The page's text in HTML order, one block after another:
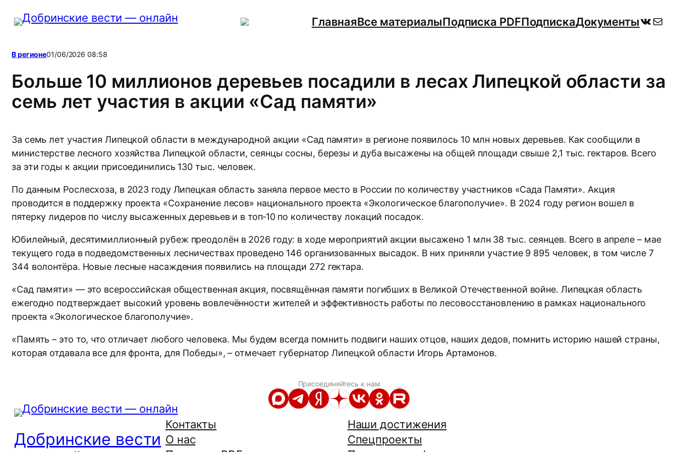
Перейти
ГлавнаяВсе материалыПодписка PDFПодпискаДокументы
В регионе01/06/2026 08:58
Больше 10 миллионов деревьев посадили в лесах Липецкой области за
семь лет участия в акции «Сад памяти»
За семь лет участия Липецкой области в международной акции «Сад памяти» в регионе появилось 10 млн новых деревьев. Как сообщили в
министерстве лесного хозяйства Липецкой области, сеянцы сосны, березы и дуба высажены на общей площади свыше 2,1 тыс. гектаров. Всего
за эти годы к акции присоединились 130 тыс. человек.
По данным Рослесхоза, в 2023 году Липецкая область заняла первое место в России по количеству участников «Сада Памяти». Акция
проводится в поддержку проекта «Сохранение лесов» национального проекта «Экологическое благополучие». В 2024 году регион вошел в
пятерку лидеров по числу высаженных деревьев и в топ‑10 по количеству локаций посадок.
Юбилейный, десятимиллионный рубеж преодолён в 2026 году: в ходе мероприятий акции высажено 1 млн 38 тыс. сеянцев. Всего в апреле – мае
текущего года в подведомственных лесничествах проведено 146 организованных высадок. В них приняли участие 9 895 человек, в том числе 7
344 волонтёра. Новые лесные насаждения появились на площади 272 гектара.
«Сад памяти» — это всероссийская общественная акция, посвящённая памяти погибших в Великой Отечественной войне. Липецкая область
ежегодно подтверждает высокий уровень вовлечённости жителей и эффективность работы по лесовосстановлению в рамках национального
проекта «Экологическое благополучие».
«Память – это то, что отличает любого человека. Мы будем всегда помнить подвиги наших отцов, наших дедов, помнить историю нашей страны,
которая отдавала все для фронта, для Победы», – отмечает губернатор Липецкой области Игорь Артамонов.
Присоединяйтесь к нам
Добринские вести
Контакты
О нас
Наши достижения
Спецпроекты